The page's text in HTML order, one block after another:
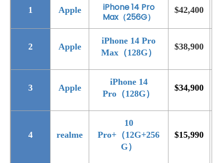
1 Apple
iPhone 14 Pro
Max（256G）
$42,400
2 Apple
iPhone 14 Pro
Max（128G）
$38,900
3 Apple
iPhone 14
Pro （128G）
$34,900
4 realme
10
Pro+ （12G+256
G）
$15,990